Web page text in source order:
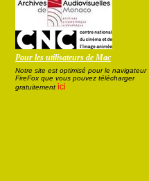
Pour les utilisateurs de Mac
Notre site est optimisé pour le navigateur
FireFox que vous pouvez télécharger
gratuitement ici